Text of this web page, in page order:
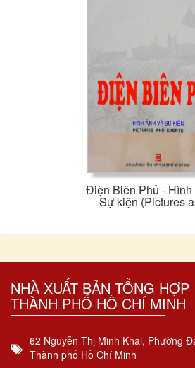
Điện Biên Phủ - Hình
Sự kiện (Pictures
NHÀ XUẤT BẢN TỔNG HỢP
THÀNH PHỐ HỒ CHÍ MINH
62 Nguyễn Thị Minh Khai, Phường
Thành phố Hồ Chí Minh